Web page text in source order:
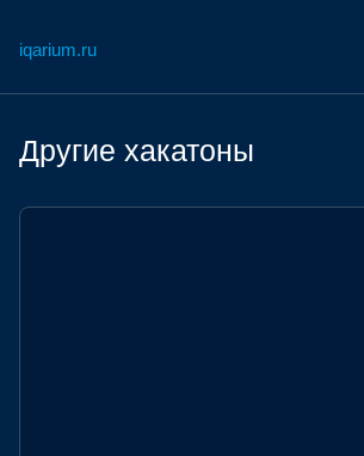
iqarium.ru
Другие хакатоны